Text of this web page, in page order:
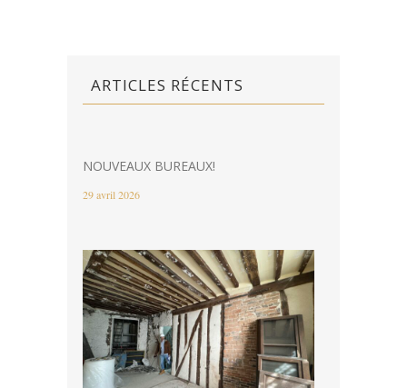
ARTICLES RÉCENTS
NOUVEAUX BUREAUX!
29 avril 2026